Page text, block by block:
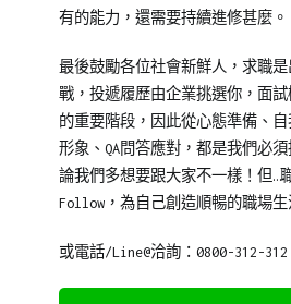
有的能力，還需要持續進修甚麼。
最後鼓勵各位社會新鮮人，求職
戰，投遞履歷由企業挑選你，面
的重要階段，因此從心態準備、
形象、QA問答應對，都是我們必
論我們多想要跟大家不一樣！但…
Follow，為自己創造順暢的職場生
或電話/Line@洽詢：0800-312-